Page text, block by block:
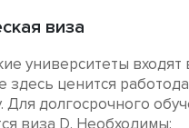
виза
университеты входят
здесь ценится
Для долгосрочного
виза D. Необходимы: